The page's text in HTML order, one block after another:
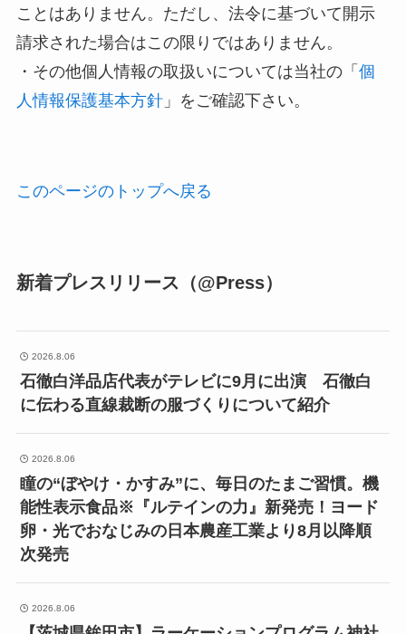
ことはありません。ただし、法令に基づいて開示
請求された場合はこの限りではありません。
・その他個人情報の取扱いについては当社の「 個
人情報保護基本方針」をご確認下さい。
このページのトップへ戻る
新着プレスリリース（@Press）
2026.8.06
石徹白洋品店代表がテレビに9月に出演 石徹白
に伝わる直線裁断の服づくりについて紹介
2026.8.06
瞳の“ぼやけ・かすみ”に、毎日のたまご習慣。機
能性表示食品※『ルテインの力』新発売！ヨード
卵・光でおなじみの日本農産工業より8月以降順
次発売
2026.8.06